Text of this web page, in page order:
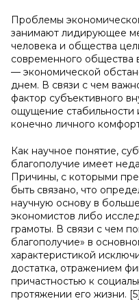
Проблемы
занимают лидирующее
человека и общества
современного общества
— экономической
днем. В связи с чем
фактор субъективного
ощущение стабильности
конечно личного
Как научное понятие,
благополучие имеет
Причины, с которыми
быть связано, что
научную основу в
экономистов либо
грамоты. В связи с чем
благополучие» в
характеристикой
достатка, отражением
причастностью к
протяжении его жизни. [5]